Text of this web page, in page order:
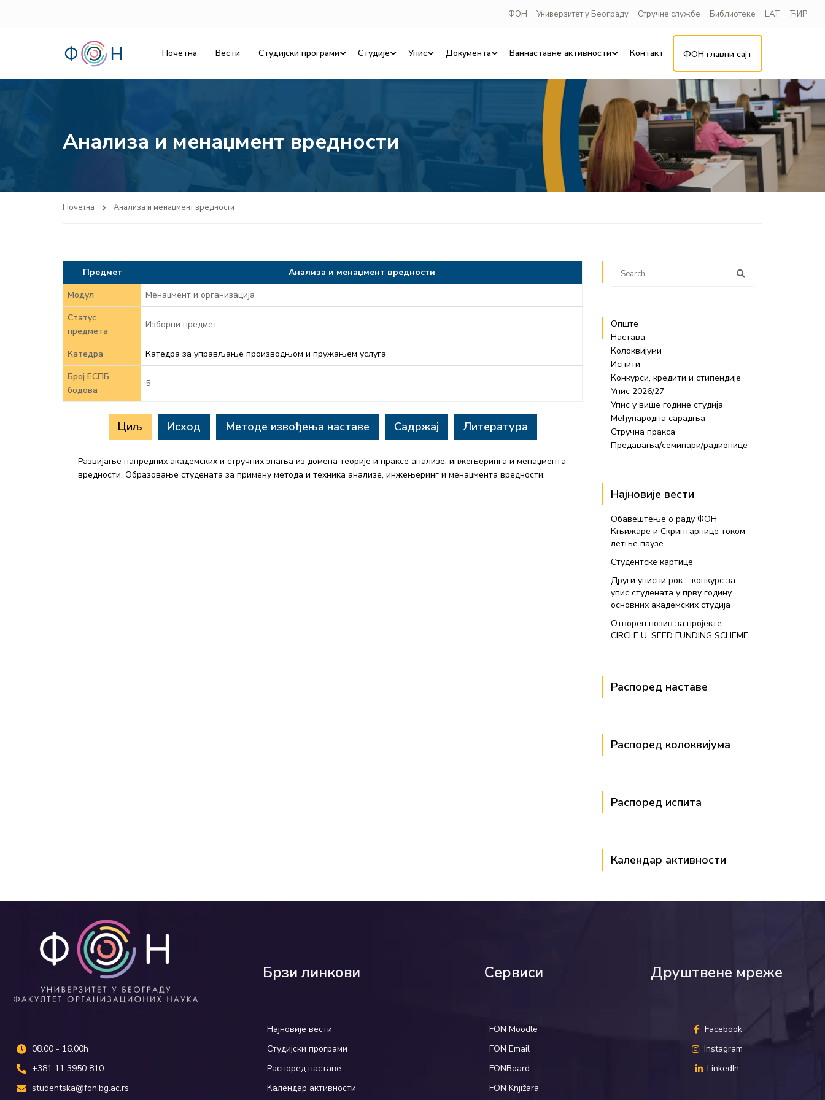
ФОН Универзитет у Београду Стручне службе Библиотеке LAT ЋИР
Почетна Вести Студијски програми Студије Упис Документа Ваннаставне активности Контакт ФОН главни сајт
Анализа и менаџмент вредности
Почетна Анализа и менаџмент вредности
Предмет
Анализа и менаџмент вредности
Модул
Менаџмент и организација
Статус
предмета
Изборни предмет
Катедра
Катедра за управљање производњом и пружањем услуга
Број ЕСПБ
бодова
5
Циљ Исход Методе извођења наставе Садржај Литература
Развијање напредних академских и стручних знања из домена теорије и праксе анализе, инжењеринга и менаџмента
вредности. Образовање студената за примену метода и техника анализе, инжењеринг и менаџмента вредности.
Опште
Настава
Колоквијуми
Испити
Конкурси, кредити и стипендије
Упис 2026/27
Упис у више године студија
Међународна сарадња
Стручна пракса
Предавања/семинари/радионице
Најновије вести
Обавештење о раду ФОН
Књижаре и Скриптарнице током
летње паузе
Студентске картице
Други уписни рок – конкурс за
упис студената у прву годину
основних академских студија
Отворен позив за пројекте –
CIRCLE U. SEED FUNDING SCHEME
Распоред наставе
Распоред колоквијума
Распоред испита
Календар активности
08.00 - 16.00h
+381 11 3950 810
studentska@fon.bg.ac.rs
Брзи линкови
Најновије вести
Студијски програми
Распоред наставе
Календар активности
Сервиси
FON Moodle
FON Email
FONBoard
FON Knjižara
Друштвене мреже
Facebook
Instagram
LinkedIn